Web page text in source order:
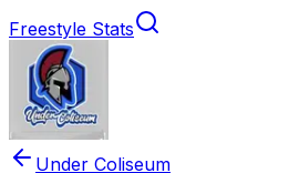
Freestyle Stats
Under Coliseum